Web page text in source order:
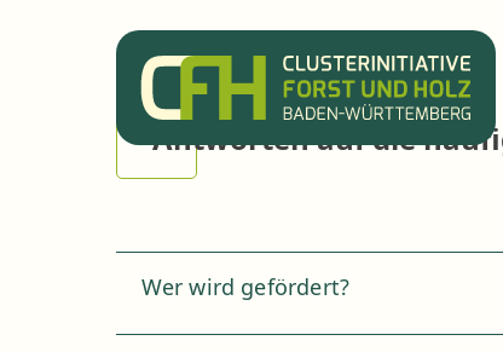
Antworten auf die
Wer wird gefördert?